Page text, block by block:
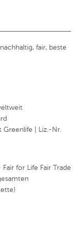
fair, beste
| Liz.-Nr.
Fair for Life Fair Trade